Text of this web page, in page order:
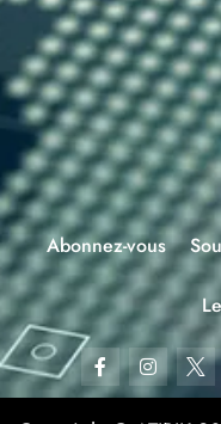
Abonnez-vous